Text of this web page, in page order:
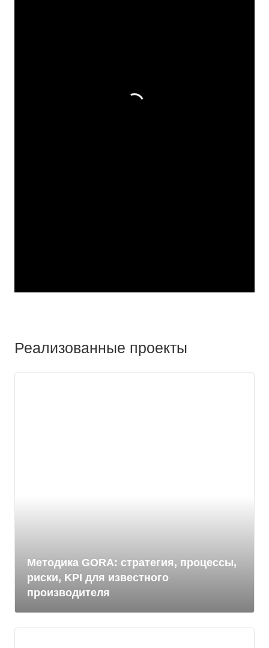
Реализованные проекты
Методика GORA: стратегия, процессы,
риски, KPI для известного
производителя